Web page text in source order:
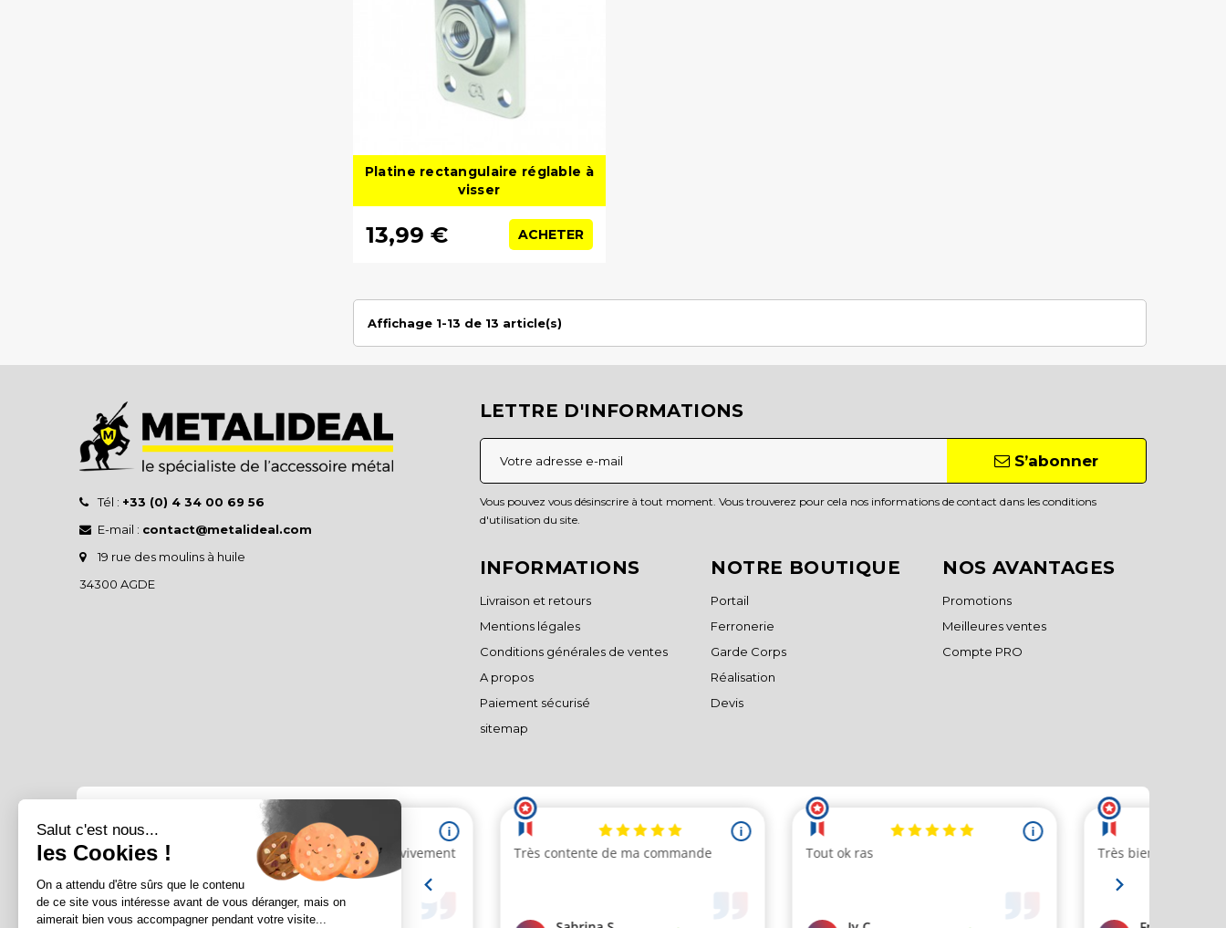
Platine rectangulaire réglable à
visser
13,99 € ACHETER
Affichage 1-13 de 13 article(s)
Tél : +33 (0) 4 34 00 69 56
E-mail : contact@metalideal.com
19 rue des moulins à huile
34300 AGDE
LETTRE D'INFORMATIONS
S’abonner
Vous pouvez vous désinscrire à tout moment. Vous trouverez pour cela nos informations de contact dans les conditions
d'utilisation du site.
INFORMATIONS
Livraison et retours
Mentions légales
Conditions générales de ventes
A propos
Paiement sécurisé
sitemap
NOTRE BOUTIQUE
Portail
Ferronerie
Garde Corps
Réalisation
Devis
NOS AVANTAGES
Promotions
Meilleures ventes
Compte PRO
Salut c'est nous...
les Cookies !
On a attendu d'être sûrs que le contenu
de ce site vous intéresse avant de vous déranger, mais on
aimerait bien vous accompagner pendant votre visite...